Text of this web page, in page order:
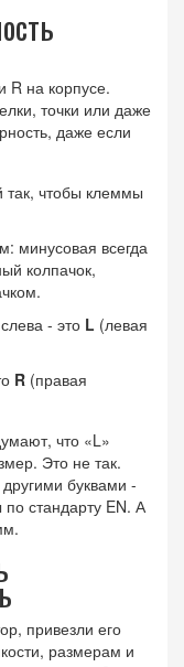
R на корпусе.
точки или даже
даже если
так, чтобы клеммы
минусовая всегда
колпачок,
- это L (левая
R (правая
что «L»
Это не так.
буквами -
по стандарту EN. А
привезли его
размерам и